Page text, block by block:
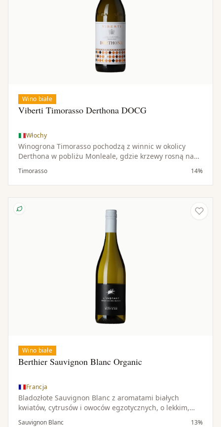
Wino białe
Viberti Timorasso Derthona DOCG
Włochy
Winogrona Timorasso pochodzą z winnic w okolicy
Derthona w pobliżu Monleale, gdzie krzewy rosną na
glebach bogatych w minerały i w pagórkowatym
mikroklimacie. Niskie plony przyczyniają się do
koncentracji i jakości owoców.
Timorasso 14%
Wino białe
Berthier Sauvignon Blanc Organic
Francja
Bladozłote Sauvignon Blanc z aromatami białych
kwiatów, cytrusów i owoców egzotycznych, o lekkim,
wytrawnym i orzeźwiającym charakterze.
Sauvignon Blanc 13%